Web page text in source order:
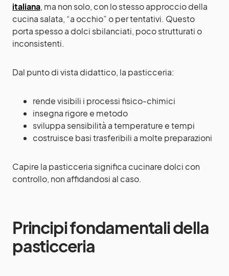
italiana, ma non solo, con lo stesso approccio della
cucina salata, “a occhio” o per tentativi. Questo
porta spesso a dolci sbilanciati, poco strutturati o
inconsistenti.
Dal punto di vista didattico, la pasticceria:
rende visibili i processi fisico-chimici
insegna rigore e metodo
sviluppa sensibilità a temperature e tempi
costruisce basi trasferibili a molte preparazioni
Capire la pasticceria significa cucinare dolci con
controllo, non affidandosi al caso.
Principi fondamentali della
pasticceria